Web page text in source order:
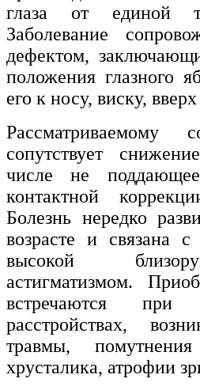
Изобразительное и
искусств
Средства массовой
информативно-
Управление в
Ветеринария и зоотехника
Подготовка к
Основные Услуги
Дополнительные
глаза от единой
Заболевание
дефектом,
положения глазного
его к носу, виску,
Рассматриваемому
сопутствует
числе не
контактной
Болезнь нередко
возрасте и связана с
высокой
астигматизмом.
встречаются при
расстройствах,
травмы,
хрусталика, атрофии